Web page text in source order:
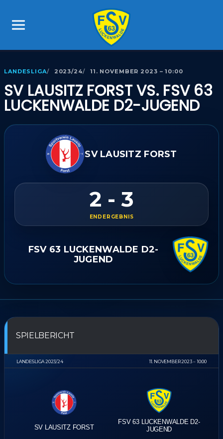
LANDESLIGA 2023/24 11. NOVEMBER 2023 – 10:00
SV LAUSITZ FORST VS. FSV 63
LUCKENWALDE D2-JUGEND
SV LAUSITZ FORST
2 - 3
ENDERGEBNIS
FSV 63 LUCKENWALDE D2-
JUGEND
SPIELBERICHT
LANDESLIGA 2023/24 11. NOVEMBER 2023 10:00
SV LAUSITZ FORST
FSV 63 LUCKENWALDE D2-
JUGEND